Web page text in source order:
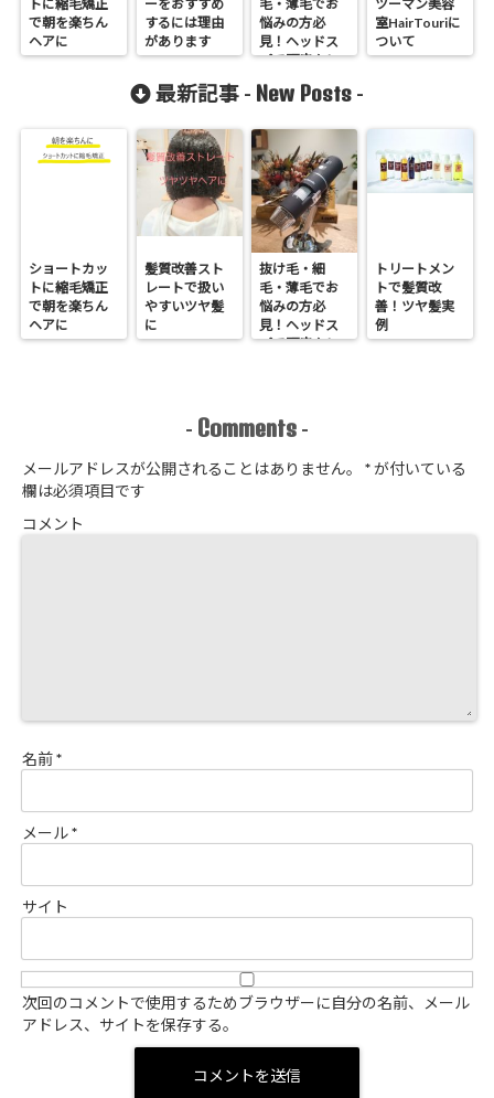
トに縮毛矯正
で朝を楽ちん
ヘアに
ーをおすすめ
するには理由
があります
毛・薄毛でお
悩みの方必
見！ヘッドス
パで頭皮クレ
ツーマン美容
室HairTouriに
ついて
最新記事 - New Posts -
ショートカッ
トに縮毛矯正
で朝を楽ちん
ヘアに
髪質改善スト
レートで扱い
やすいツヤ髪
に
抜け毛・細
毛・薄毛でお
悩みの方必
見！ヘッドス
パで頭皮クレ
トリートメン
トで髪質改
善！ツヤ髪実
例
- Comments -
メールアドレスが公開されることはありません。 *が付いている
欄は必須項目です
コメント
名前*
メール*
サイト
次回のコメントで使用するためブラウザーに自分の名前、メール
アドレス、サイトを保存する。